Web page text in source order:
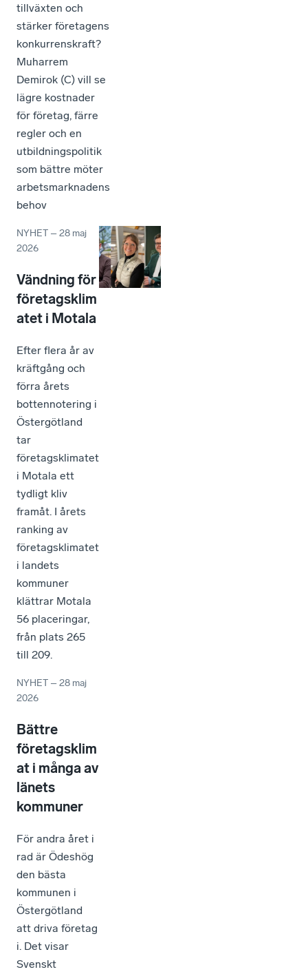
tillväxten och
stärker företagens
konkurrenskraft?
Muharrem
Demirok (C) vill se
lägre kostnader
för företag, färre
regler och en
utbildningspolitik
som bättre möter
arbetsmarknadens
behov
NYHET –28 maj
2026
Vändning för
företagsklim
atet i Motala
Efter flera år av
kräftgång och
förra årets
bottennotering i
Östergötland
tar
företagsklimatet
i Motala ett
tydligt kliv
framåt. I årets
ranking av
företagsklimatet
i landets
kommuner
klättrar Motala
56 placeringar,
från plats 265
till 209.
NYHET –28 maj
2026
Bättre
företagsklim
at i många av
länets
kommuner
För andra året i
rad är Ödeshög
den bästa
kommunen i
Östergötland
att driva företag
i. Det visar
Svenskt